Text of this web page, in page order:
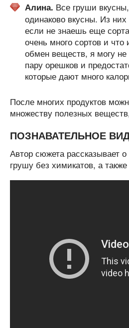
Алина. Все груши
одинаково вкусны. Из
если не знаешь еще
очень много сортов и
обмен веществ, я могу не
пару орешков и
которые дают много
После многих продуктов
множеству полезных
ПОЗНАВАТЕЛЬНОЕ
Автор сюжета рассказывает
грушу без химикатов, а